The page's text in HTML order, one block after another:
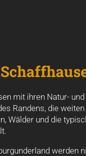
mit ihren Natur-
Randens, die
Wälder und die
werden